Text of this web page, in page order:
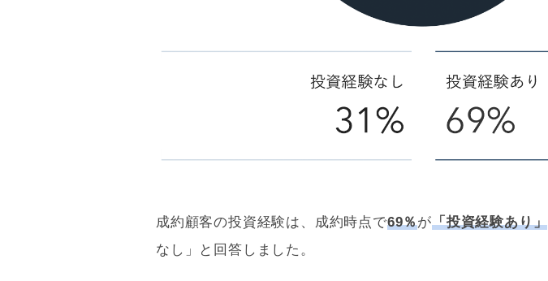
成約顧客の投資経験は、成約時点で69％が「投資経験あり」
なし」と回答しました。